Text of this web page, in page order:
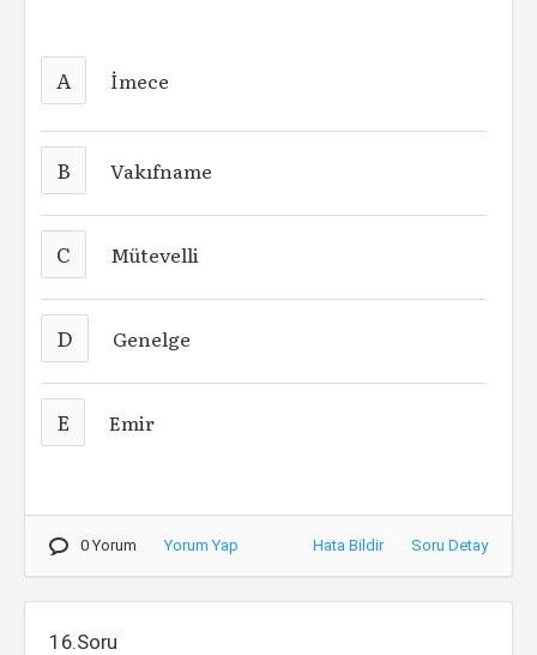
A İmece
B Vakıfname
C Mütevelli
D Genelge
E Emir
0 Yorum Yorum Yap Hata Bildir Soru Detay
16.Soru